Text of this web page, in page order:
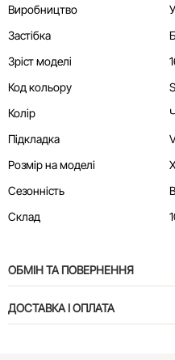
Виробництво
Застібка
Зріст моделі
Код кольору
Колір
Підкладка
Розмір на моделі
Сезонність
Склад
ОБМІН ТА ПОВЕРНЕННЯ
ДОСТАВКА І ОПЛАТА